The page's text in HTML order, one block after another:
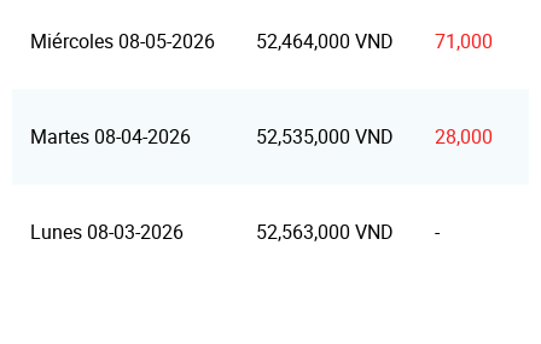
Miércoles 08-05-2026 52,464,000 VND 71,000
Martes 08-04-2026 52,535,000 VND 28,000
Lunes 08-03-2026 52,563,000 VND -